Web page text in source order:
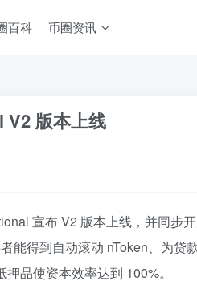
百科 币圈资讯
V2 版本上线
宣布 V2 版本上线，并同步
能得到自动滚动 nToken、为贷
品使资本效率达到 100%。